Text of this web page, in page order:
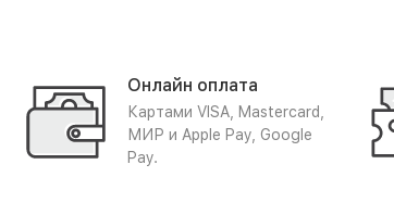
Онлайн оплата
Картами VISA, Mastercard,
МИР и Apple Pay, Google
Pay.